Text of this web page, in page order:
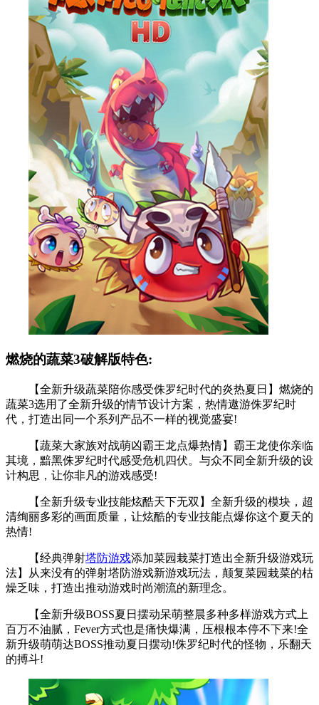
燃烧的蔬菜3破解版特色:
【全新升级蔬菜陪你感受侏罗纪时代的炎热夏日】燃烧的
蔬菜3选用了全新升级的情节设计方案，热情遨游侏罗纪时
代，打造出同一个系列产品不一样的视觉盛宴!
【蔬菜大家族对战萌凶霸王龙点爆热情】霸王龙使你亲临
其境，黯黑侏罗纪时代感受危机四伏。与众不同全新升级的设
计构思，让你非凡的游戏感受!
【全新升级专业技能炫酷天下无双】全新升级的模块，超
清绚丽多彩的画面质量，让炫酷的专业技能点爆你这个夏天的
热情!
【经典弹射塔防游戏添加菜园栽菜打造出全新升级游戏玩
法】从来没有的弹射塔防游戏新游戏玩法，颠复菜园栽菜的枯
燥乏味，打造出推动游戏时尚潮流的新理念。
【全新升级BOSS夏日摆动呆萌整晨多种多样游戏方式上
百万不油腻，Fever方式也是痛快爆满，压根根本停不下来!全
新升级萌萌达BOSS推动夏日摆动!侏罗纪时代的怪物，乐翻天
的搏斗!